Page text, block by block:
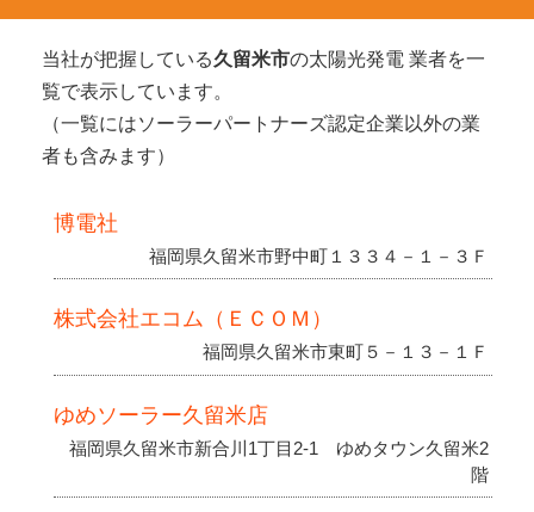
当社が把握している久留米市の太陽光発電 業者を一
覧で表示しています。
（一覧にはソーラーパートナーズ認定企業以外の業
者も含みます）
博電社
福岡県久留米市野中町１３３４－１－３Ｆ
株式会社エコム（ＥＣＯＭ）
福岡県久留米市東町５－１３－１Ｆ
ゆめソーラー久留米店
福岡県久留米市新合川1丁目2-1 ゆめタウン久留米2
階